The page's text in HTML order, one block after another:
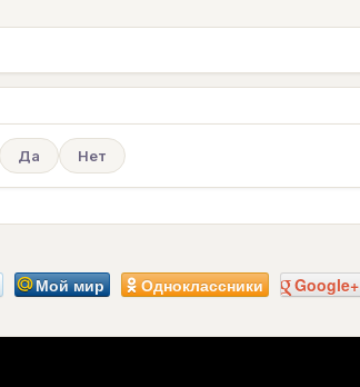
Да Нет
Мой мир Одноклассники Google+